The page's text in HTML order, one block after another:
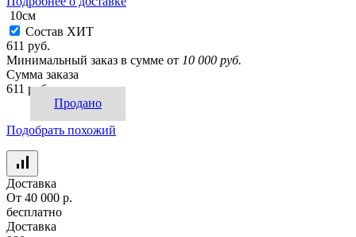
10см
Состав ХИТ
611 руб.
Минимальный заказ в сумме от 10 000 руб.
Сумма заказа
611 руб.
Продано
Подобрать похожий
Доставка
От 40 000 р.
бесплатно
Доставка